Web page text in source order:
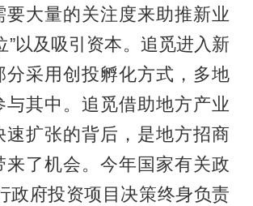
要大量的关注度来助推新业
”以及吸引资本。追觅进入新
分采用创投孵化方式，多地
与其中。追觅借助地方产业
速扩张的背后，是地方招商
来了机会。今年国家有关政
政府投资项目决策终身负责